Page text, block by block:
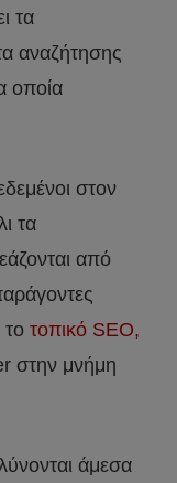
τα
αναζήτησης
οποία
στον
τα
από
το τοπικό SEO,
στην μνήμη
άμεσα